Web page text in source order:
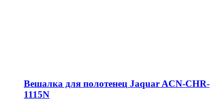
Вешалка для полотенец Jaquar ACN-CHR-
1115N